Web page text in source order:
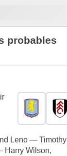
probables
Leno — Timothy
Harry Wilson,